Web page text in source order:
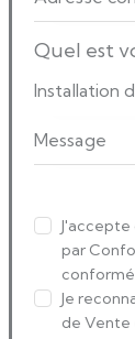
Quel est
J'accepte
par
Je
de Vente